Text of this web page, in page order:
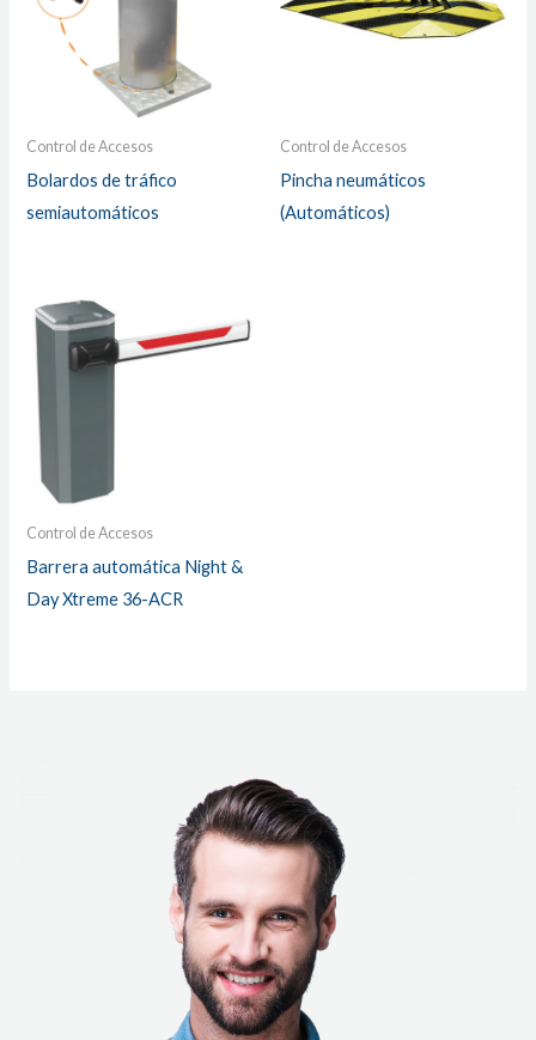
Control de Accesos
Bolardos de tráfico
semiautomáticos
Control de Accesos
Pincha neumáticos
(Automáticos)
Control de Accesos
Barrera automática Night &
Day Xtreme 36-ACR